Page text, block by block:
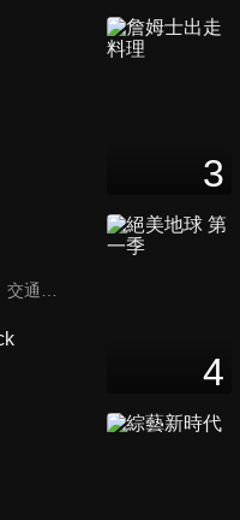
3
4